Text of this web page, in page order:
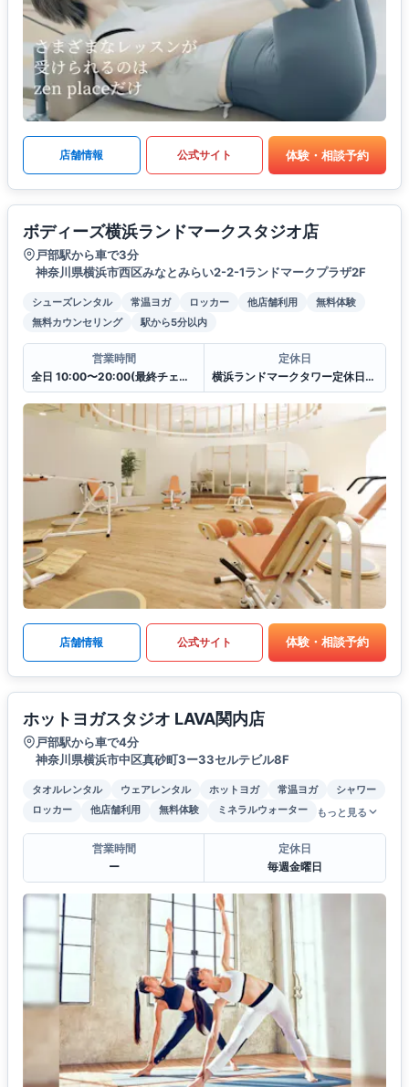
店舗情報 公式サイト 体験・相談予約
ボディーズ横浜ランドマークスタジオ店
戸部駅から車で3分
神奈川県横浜市西区みなとみらい2-2-1ランドマークプラザ2F
シューズレンタル 常温ヨガ ロッカー 他店舗利用
無料体験
無料カウンセリング
駅から5分以内
営業時間
全日 10:00〜20:00(最終チェックイン19:30)
定休日
横浜ランドマークタワー定休日に準ずる
店舗情報 公式サイト 体験・相談予約
ホットヨガスタジオ LAVA関内店
戸部駅から車で4分
神奈川県横浜市中区真砂町3ー33セルテビル8F
タオルレンタル ウェアレンタル ホットヨガ 常温ヨガ
シャワー
ロッカー
他店舗利用 無料体験 ミネラルウォーター もっと見る
営業時間
ー
定休日
毎週金曜日